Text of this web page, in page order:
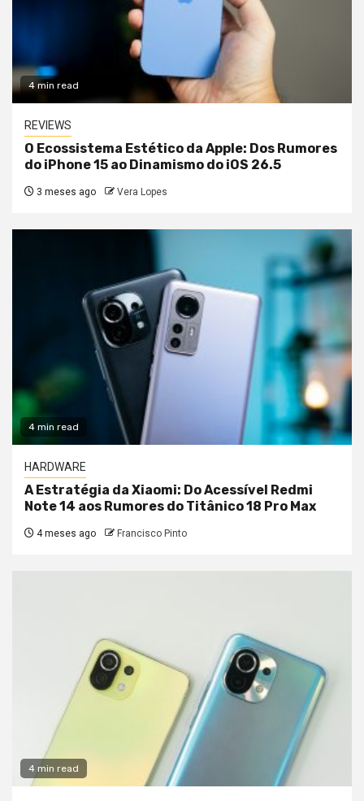
4 min read
REVIEWS
O Ecossistema Estético da Apple: Dos Rumores
do iPhone 15 ao Dinamismo do iOS 26.5
3 meses ago Vera Lopes
4 min read
HARDWARE
A Estratégia da Xiaomi: Do Acessível Redmi
Note 14 aos Rumores do Titânico 18 Pro Max
4 meses ago Francisco Pinto
4 min read